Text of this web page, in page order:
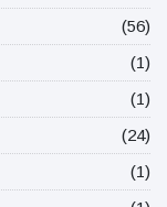
(56)
(1)
(1)
(24)
(1)